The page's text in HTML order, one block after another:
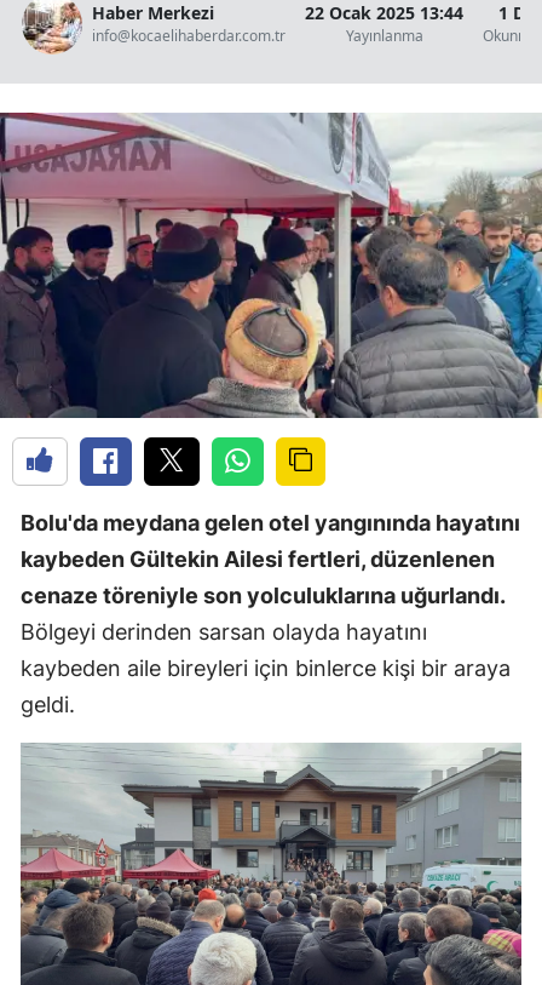
Haber Merkezi
info@kocaelihaberdar.com.tr
22 Ocak 2025 13:44
Yayınlanma
1
Bolu'da meydana gelen otel yangınında hayatını
kaybeden Gültekin Ailesi fertleri, düzenlenen
cenaze töreniyle son yolculuklarına uğurlandı.
Bölgeyi derinden sarsan olayda hayatını
kaybeden aile bireyleri için binlerce kişi bir araya
geldi.